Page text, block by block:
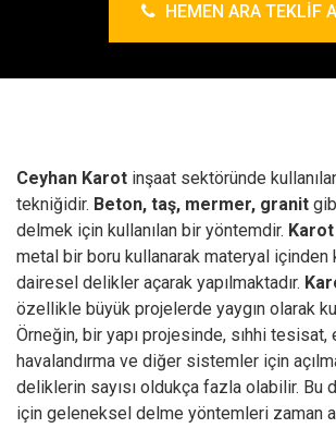
HEMEN ARA TEKLIF
Ceyhan Karot inşaat sektöründe
tekniğidir. Beton, taş, mermer, granit
delmek için kullanılan bir yöntemdir.
metal bir boru kullanarak materyal
dairesel delikler açarak yapılmaktadır.
özellikle büyük projelerde yaygın olarak
Örneğin, bir yapı projesinde, sıhhi tesisat,
havalandırma ve diğer sistemler için
deliklerin sayısı oldukça fazla olabilir. Bu
için geleneksel delme yöntemleri zaman